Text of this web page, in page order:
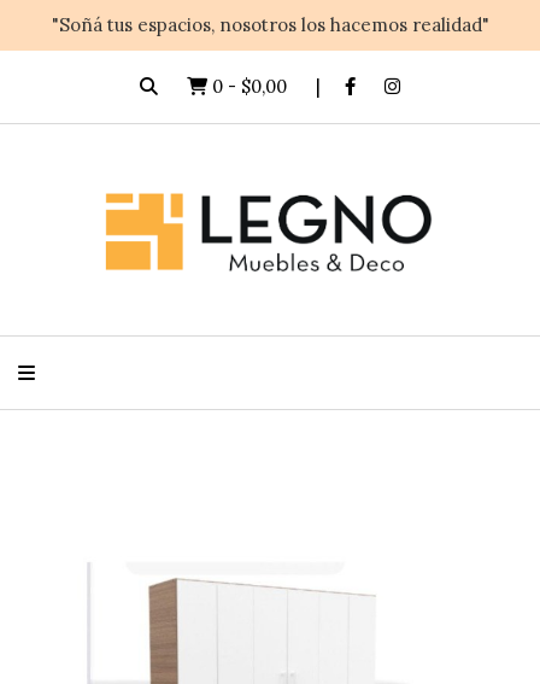
"Soñá tus espacios, nosotros los hacemos realidad"
0 - $0,00